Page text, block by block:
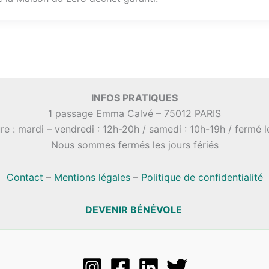
INFOS PRATIQUES
1 passage Emma Calvé – 75012 PARIS
: mardi – vendredi : 12h-20h / samedi : 10h-19h / fermé
Nous sommes fermés les jours fériés
Contact – Mentions légales– Politique de confidentialité
DEVENIR BÉNÉVOLE